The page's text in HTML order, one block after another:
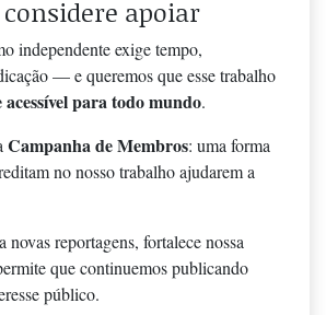
apoiar
independente exige tempo,
— e queremos que esse trabalho
acessível para todo mundo.
Campanha de Membros: uma forma
no nosso trabalho ajudarem a
novas reportagens, fortalece nossa
que continuemos publicando
público.